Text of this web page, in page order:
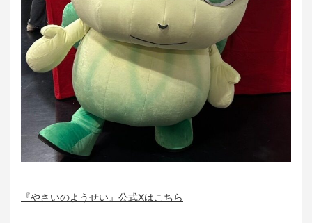
『やさいのようせい』公式Xはこちら